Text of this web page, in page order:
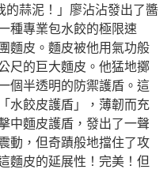
的蒜泥！」廖沾沾發出了醬
種專業包水餃的極限速
麵皮。麵皮被他用氣功般
尺的巨大麵皮。他猛地擲
個半透明的防禦護盾。這
水餃皮護盾」，薄韌而充
中麵皮護盾，發出了一聲
動，但奇蹟般地擋住了攻
麵皮的延展性！完美！但